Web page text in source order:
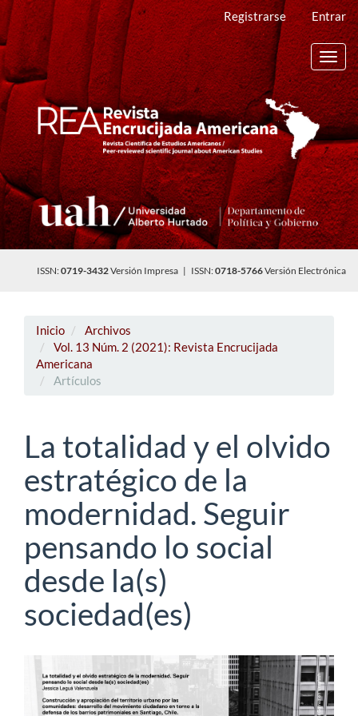
Navegación
principal
Contenido
principal
Barra
lateral
Registrarse Entrar
ISSN:0719-3432Versión Impresa | ISSN:0718-5766Versión Electrónica
Inicio
Archivos
Vol. 13 Núm. 2 (2021): Revista Encrucijada
Americana
Artículos
La totalidad y el olvido
estratégico de la
modernidad. Seguir
pensando lo social
desde la(s)
sociedad(es)
Barra
lateral